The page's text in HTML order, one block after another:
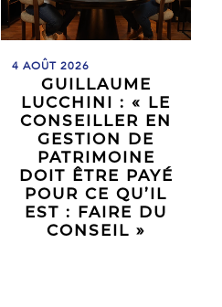
GUILLAUME
LUCCHINI : « LE
CONSEILLER EN
GESTION DE
PATRIMOINE
DOIT ÊTRE PAYÉ
POUR CE QU’IL
EST : FAIRE DU
CONSEIL »
4 AOÛT 2026